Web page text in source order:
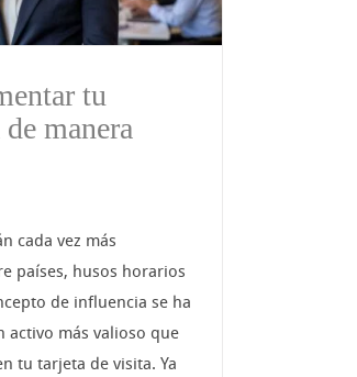
tu
manera
cada vez más
países, husos horarios
de influencia se ha
activo más valioso que
tu tarjeta de visita. Ya